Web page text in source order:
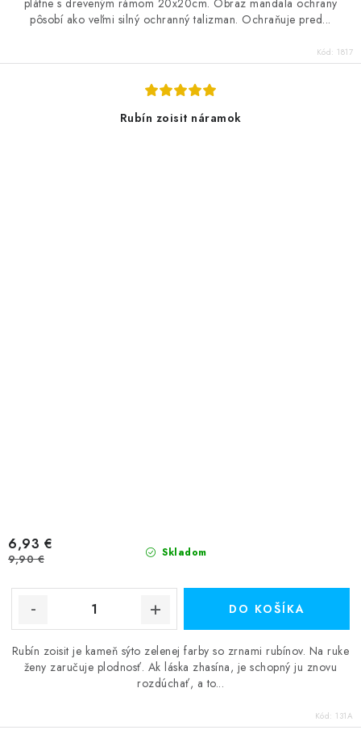
plátne s dreveným rámom 20x20cm. Obraz mandala ochrany
pôsobí ako veľmi silný ochranný talizman. Ochraňuje pred...
Kód: 1817
Rubín zoisit náramok
Skladom
6,93 €
9,90 €
DO KOŠÍKA
Rubín zoisit je kameň sýto zelenej farby so zrnami rubínov. Na ruke
ženy zaručuje plodnosť. Ak láska zhasína, je schopný ju znovu
rozdúchať, a to...
Kód: 131A